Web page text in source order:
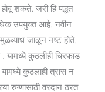
शकते. जरी हि पद्धत
उपयुक्त आहे. नवीन
जाळून नष्ट होते.
यामध्ये कुठलीही चिरफाड
कुठलाही त्रास न
रुग्णासाठी वरदान ठरत